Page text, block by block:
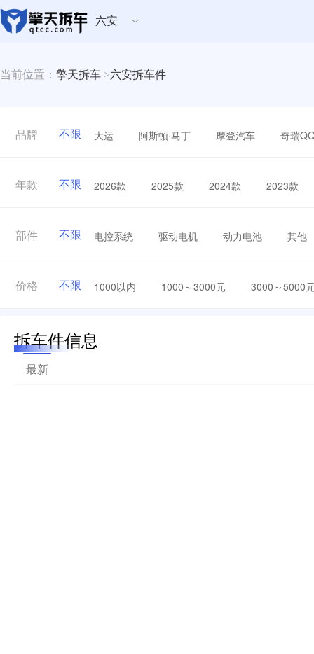
六安
当前位置： 擎天拆车 >六安拆车件
品牌 不限 大运 阿斯顿·马丁 摩登汽车 奇瑞
年款 不限 2026款 2025款 2024款 2023款
部件 不限 电控系统 驱动电机 动力电池 其他
价格 不限 1000以内 1000～3000元 3000～5000
拆车件信息
最新